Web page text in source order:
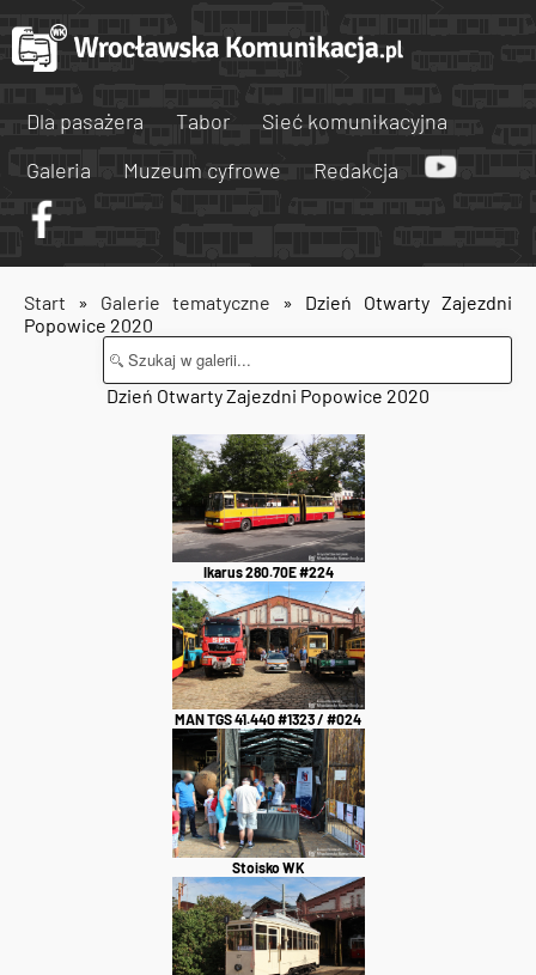
Dla pasażera Tabor
Sieć komunikacyjna
Galeria
Muzeum cyfrowe Redakcja
Start » Galerie tematyczne » Dzień Otwarty Zajezdni
Popowice 2020
Dzień Otwarty Zajezdni Popowice 2020
Ikarus 280.70E #224
MAN TGS 41.440 #1323 / #024
Stoisko WK